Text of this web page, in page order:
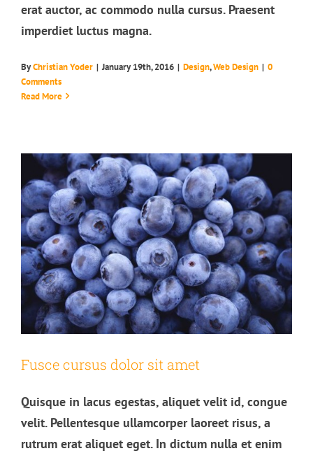
erat auctor, ac commodo nulla cursus. Praesent
imperdiet luctus magna.
ByChristian Yoder | January 19th, 2016 | Design,Web Design | 0
Comments
Read More
Fusce cursus dolor sit amet
Fusce cursus dolor sit amet
Quisque in lacus egestas, aliquet velit id, congue
velit. Pellentesque ullamcorper laoreet risus, a
rutrum erat aliquet eget. In dictum nulla et enim